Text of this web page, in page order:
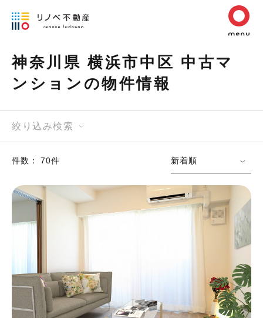
神奈川県 横浜市中区 中古マ
ンションの物件情報
絞り込み検索
件数： 70件 新着順